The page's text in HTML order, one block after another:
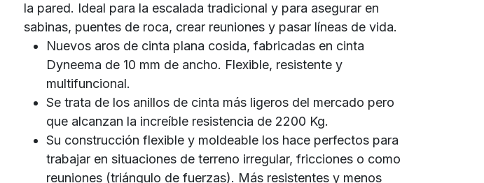
la pared. Ideal para la escalada tradicional y para asegurar en
sabinas, puentes de roca, crear reuniones y pasar líneas de vida.
Nuevos aros de cinta plana cosida, fabricadas en cinta
Dyneema de 10 mm de ancho. Flexible, resistente y
multifuncional.
Se trata de los anillos de cinta más ligeros del mercado pero
que alcanzan la increíble resistencia de 2200 Kg.
Su construcción flexible y moldeable los hace perfectos para
trabajar en situaciones de terreno irregular, fricciones o como
reuniones (triángulo de fuerzas). Más resistentes y menos